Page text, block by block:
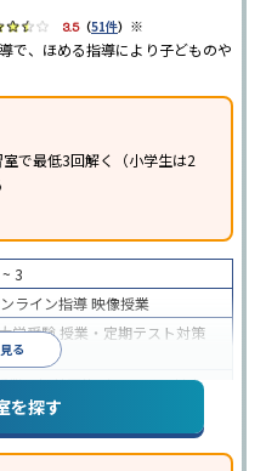
3.5（51件） ※
で、ほめる指導により子どものや
で最低3回解く（小学生は2
る
3
ライン指導映像授業
学受験 授業・定期テスト対策
の定着
業の振替可能オンライン対応
季節講習のみの受講可
指導塾アンケート調査方法を参
を探す